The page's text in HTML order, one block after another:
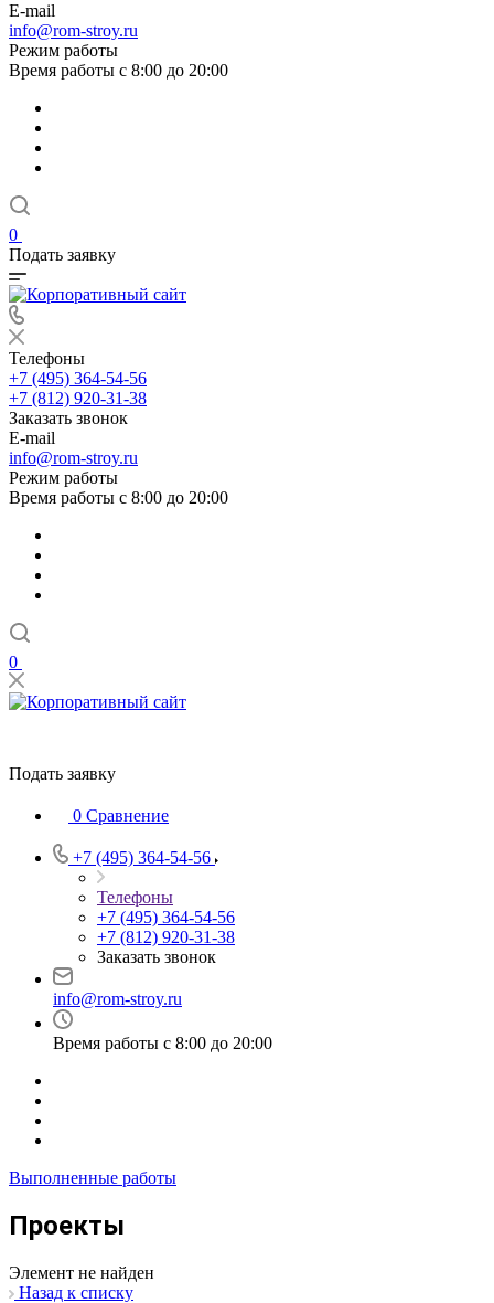
E-mail
info@rom-stroy.ru
Режим работы
Время работы с 8:00 до 20:00
0
Подать заявку
Телефоны
+7 (495) 364-54-56
+7 (812) 920-31-38
Заказать звонок
E-mail
info@rom-stroy.ru
Режим работы
Время работы с 8:00 до 20:00
0
Подать заявку
0 Сравнение
+7 (495) 364-54-56
Телефоны
+7 (495) 364-54-56
+7 (812) 920-31-38
Заказать звонок
info@rom-stroy.ru
Время работы с 8:00 до 20:00
Выполненные работы
Проекты
Элемент не найден
Назад к списку